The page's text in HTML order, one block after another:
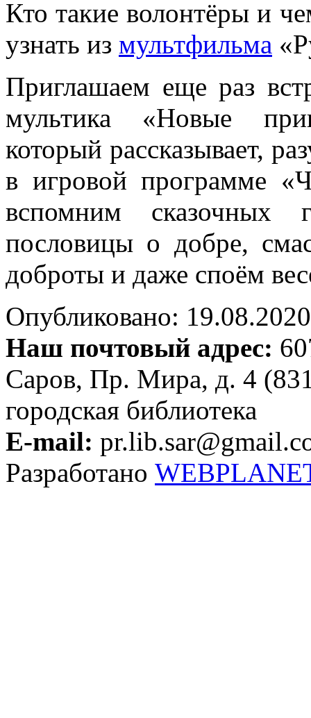
Кто такие волонтёры и
узнать из мультфильма
Приглашаем еще раз
мультика «Новые
который рассказывает,
в игровойпрограмме
вспомним сказочных
пословицы о добре,
доброты и даже споём
Опубликовано:
Наш почтовый адрес:
Саров, Пр. Мира, д. 4
городская библиотека
E-mail:
Разработано